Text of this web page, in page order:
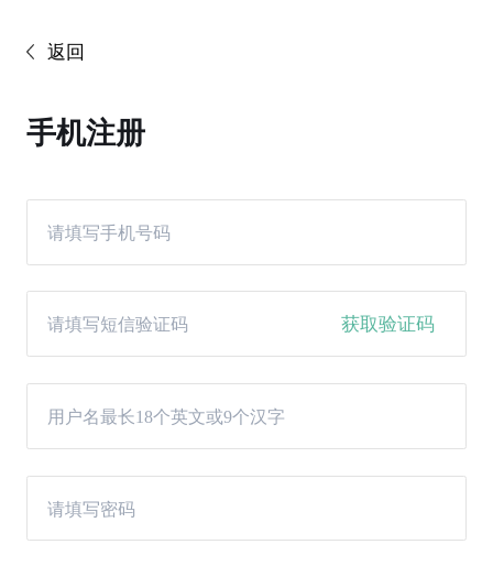
返回
手机注册
获取验证码